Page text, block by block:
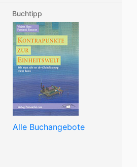
Buchtipp
Alle Buchangebote